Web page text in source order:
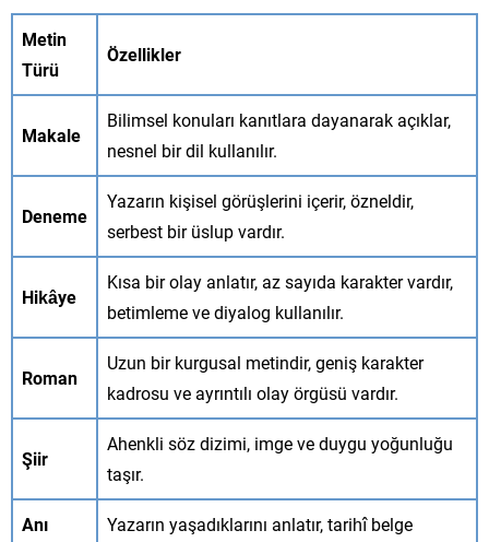
Metin
Türü
Özellikler
Makale
Bilimsel konuları kanıtlara dayanarak açıklar,
nesnel bir dil kullanılır.
Deneme
Yazarın kişisel görüşlerini içerir, özneldir,
serbest bir üslup vardır.
Hikâye
Kısa bir olay anlatır, az sayıda karakter vardır,
betimleme ve diyalog kullanılır.
Roman
Uzun bir kurgusal metindir, geniş karakter
kadrosu ve ayrıntılı olay örgüsü vardır.
Şiir
Ahenkli söz dizimi, imge ve duygu yoğunluğu
taşır.
Anı Yazarın yaşadıklarını anlatır, tarihî belge